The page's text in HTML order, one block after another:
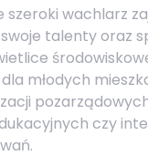
szeroki wachlarz
talenty oraz
młodych
czy